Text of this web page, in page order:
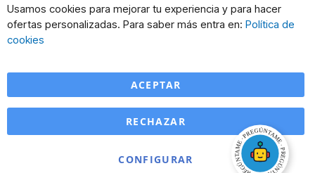
Usamos cookies para mejorar tu experiencia y para hacer
ofertas personalizadas. Para saber más entra en: Política de
cookies
ACEPTAR
CONFIGURAR
RECHAZAR